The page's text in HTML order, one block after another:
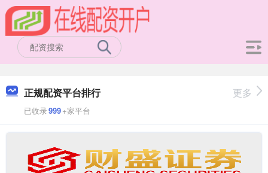
正规配资平台排行
已收录999+家平台
更多